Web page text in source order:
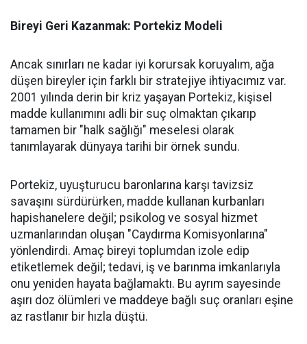
Bireyi Geri Kazanmak: Portekiz Modeli
​Ancak sınırları ne kadar iyi korursak koruyalım, ağa
düşen bireyler için farklı bir stratejiye ihtiyacımız var.
2001 yılında derin bir kriz yaşayan Portekiz, kişisel
madde kullanımını adli bir suç olmaktan çıkarıp
tamamen bir "halk sağlığı" meselesi olarak
tanımlayarak dünyaya tarihi bir örnek sundu.
​Portekiz, uyuşturucu baronlarına karşı tavizsiz
savaşını sürdürürken, madde kullanan kurbanları
hapishanelere değil; psikolog ve sosyal hizmet
uzmanlarından oluşan "Caydırma Komisyonlarına"
yönlendirdi. Amaç bireyi toplumdan izole edip
etiketlemek değil; tedavi, iş ve barınma imkanlarıyla
onu yeniden hayata bağlamaktı. Bu ayrım sayesinde
aşırı doz ölümleri ve maddeye bağlı suç oranları eşine
az rastlanır bir hızla düştü.